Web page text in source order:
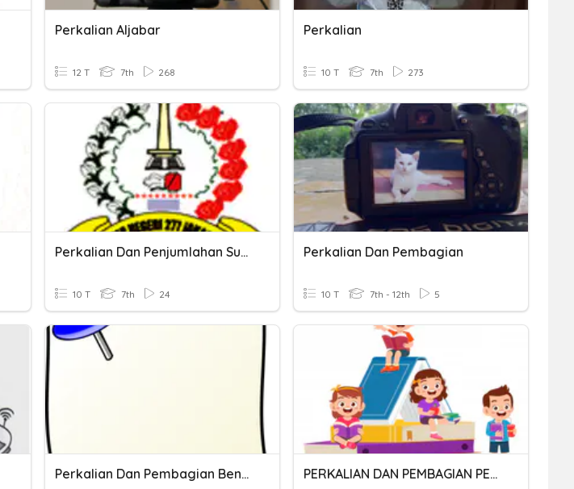
Perkalian Aljabar
12 T 7th 268
Perkalian
10 T 7th 273
Perkalian Dan Penjumlahan Suku
10 T 7th 24
Perkalian Dan Pembagian
10 T 7th - 12th 5
Perkalian Dan Pembagian Bentuk Aljabar PERKALIAN DAN PEMBAGIAN PECAHAN